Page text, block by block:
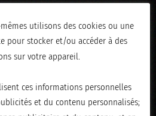
2021.
utilisons des cookies ou une
pour stocker et/ou accéder à des
sur votre appareil.
ces informations personnelles
et du contenu personnalisés;